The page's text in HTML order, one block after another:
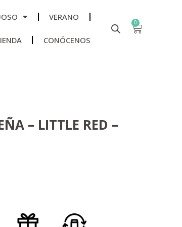
VERANO
CONÓCENOS
0
– LITTLE RED –